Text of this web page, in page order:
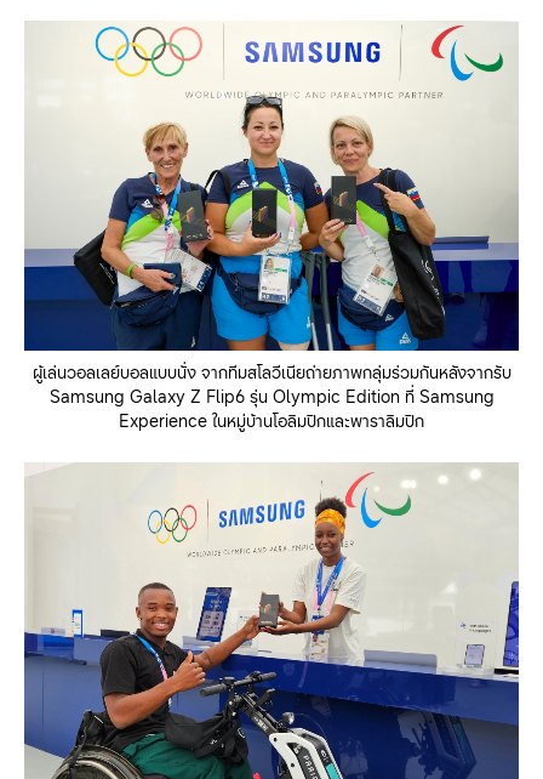
ผู้เล่นวอลเลย์บอลแบบนั่ง จากทีมสโลวีเนียถ่ายภาพกลุ่มร่วมกันหลังจากรับ
Samsung Galaxy Z Flip6 รุ่น Olympic Edition ที่ Samsung
Experience ในหมู่บ้านโอลิมปิกและพาราลิมปิก